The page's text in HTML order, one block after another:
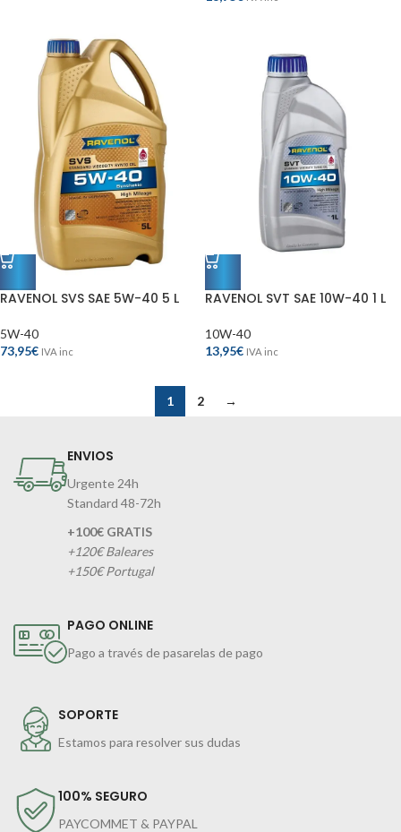
RAVENOL SVS SAE 5W-40 5 L
5W-40
73,95€ IVA inc
RAVENOL SVT SAE 10W-40 1 L
10W-40
13,95€ IVA inc
1 2 →
ENVIOS
Urgente 24h
Standard 48-72h
+100€ GRATIS
+120€ Baleares
+150€ Portugal
PAGO ONLINE
Pago a través de pasarelas de pago
SOPORTE
Estamos para resolver sus dudas
100% SEGURO
PAYCOMMET & PAYPAL